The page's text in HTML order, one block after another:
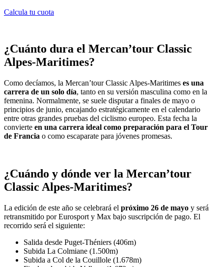
Calcula tu cuota
¿Cuánto dura el Mercan’tour Classic
Alpes-Maritimes?
Como decíamos, la Mercan’tour Classic Alpes-Maritimes es una
carrera de un solo día, tanto en su versión masculina como en la
femenina. Normalmente, se suele disputar a finales de mayo o
principios de junio, encajando estratégicamente en el calendario
entre otras grandes pruebas del ciclismo europeo. Esta fecha la
convierte en una carrera ideal como preparación para el Tour
de Francia o como escaparate para jóvenes promesas.
¿Cuándo y dónde ver la Mercan’tour
Classic Alpes-Maritimes?
La edición de este año se celebrará el próximo 26 de mayo y será
retransmitido por Eurosport y Max bajo suscripción de pago. El
recorrido será el siguiente:
Salida desde Puget-Théniers (406m)
Subida La Colmiane (1.500m)
Subida a Col de la Couillole (1.678m)